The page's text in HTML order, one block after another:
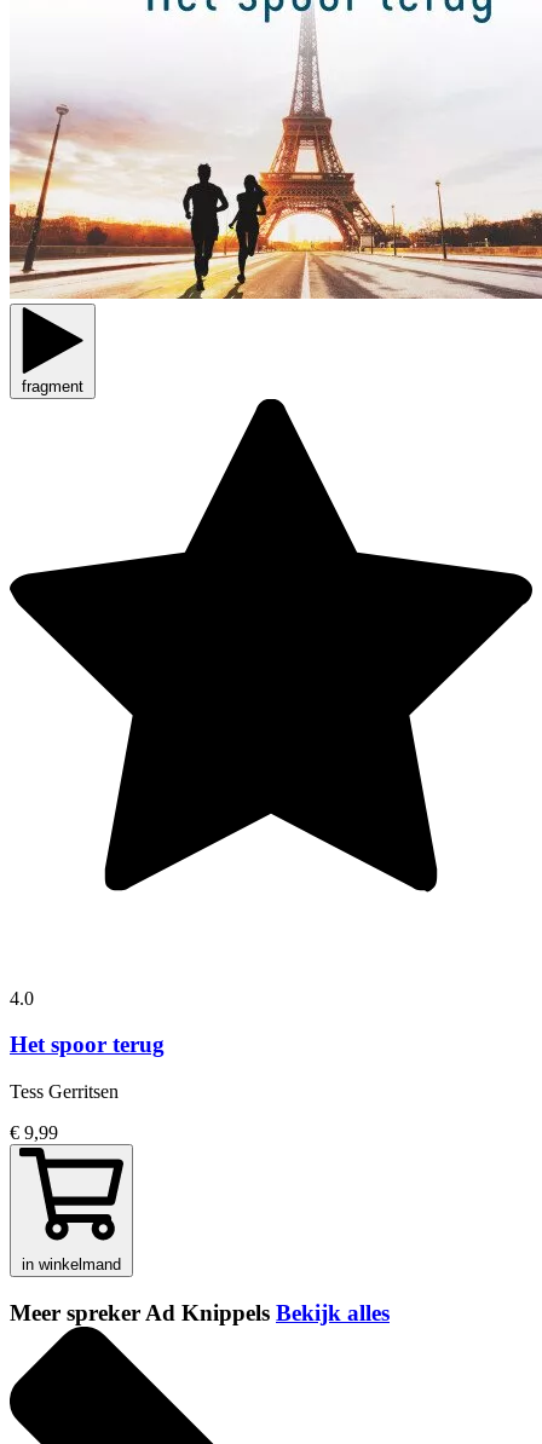
fragment
4.0
Het spoor terug
Tess Gerritsen
€ 9,99
in winkelmand
Meer spreker Ad Knippels Bekijk alles